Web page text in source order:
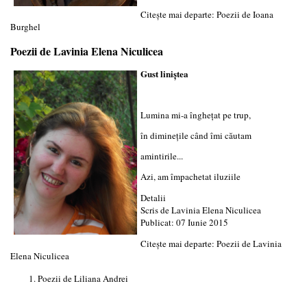
Citește mai departe: Poezii de Ioana
Burghel
Poezii de Lavinia Elena Niculicea
Gust liniştea
Lumina mi-a îngheţat pe trup,
în dimineţile când îmi căutam
amintirile...
Azi, am împachetat iluziile
Detalii
Scris deLavinia Elena Niculicea
Publicat: 07 Iunie 2015
Citește mai departe: Poezii de Lavinia
Elena Niculicea
Poezii de Liliana Andrei